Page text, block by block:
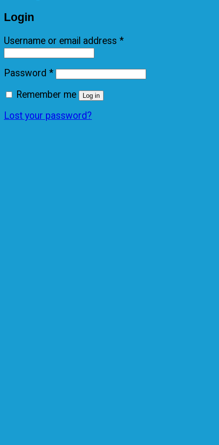
Login
Username or email address *
Password *
Remember me
Log in
Lost your password?